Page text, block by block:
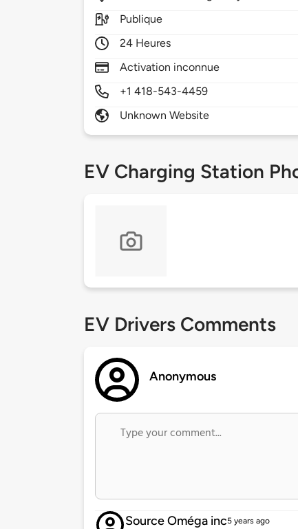
Publique
24 Heures
Activation inconnue
+1 418-543-4459
Unknown Website
EV Charging Station
EV Drivers Comments
Anonymous
Source Oméga inc5 years ago